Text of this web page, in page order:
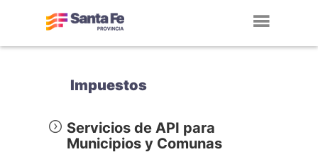
Impuestos
Servicios de API para
Municipios y Comunas